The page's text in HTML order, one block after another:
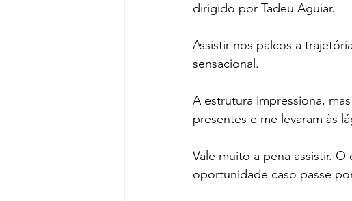
dirigido por Tadeu Aguiar.
Assistir nos palcos a
sensacional.
A estrutura impressiona,
presentes e me levaram às
Vale muito a pena assistir.
oportunidade caso passe